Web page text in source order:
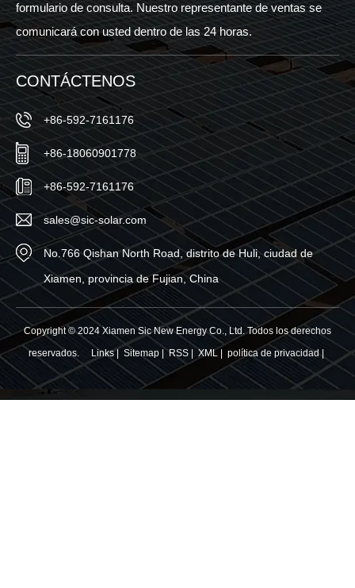
techo?
formulario de consulta. Nuestro representante de ventas se
comunicará con usted dentro de las 24 horas.
CONTÁCTENOS
+86-592-7161176
+86-18060901778
+86-592-7161176
sales@sic-solar.com
No.766 Qishan North Road, distrito de Huli, ciudad de
Xiamen, provincia de Fujian, China
Copyright © 2024 Xiamen Sic New Energy Co., Ltd. Todos los derechos
reservados. Links| Sitemap |RSS |XML | política de privacidad|